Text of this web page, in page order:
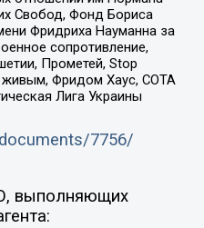
Свобод, Фонд Бориса
Фридриха Науманна за
сопротивление,
Прометей, Stop
живым, Фридом Хаус, СОТА
Лига Украины
7756/
выполняющих